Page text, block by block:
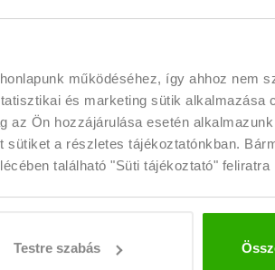
működéséhez, így ahhoz nem
és marketing sütik alkalmazása
az Ön hozzájárulása esetén
a részletes tájékoztatónkban.
található "Süti tájékoztató" feliratra
Testre szabás
ellenőrzése,
a belső rendszerekben
érdekében